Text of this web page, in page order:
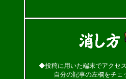
◆投稿に用いた端末でアクセ
自分の記事の左欄をチェ